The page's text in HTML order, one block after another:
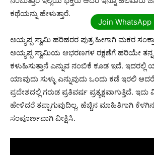
ಕಥೆಯನ್ನು ಹೇಳುತ್ತಾರೆ.
ಅಯ್ಯಪ್ಪ ಸ್ವಾಮಿ ಹರಿಹರರ ಪುತ್ರ ಹೀಗಾಗಿ ಮಕರ
ಅಯ್ಯಪ್ಪ ಸ್ವಾಮಿಯ ಆಭರಣಗಳ ರಕ್ಷಣೆಗೆ ಹರಿಯೇ ತನ್ನ
ಕಳುಹಿಸುತ್ತಾನೆ ಎನ್ನುವ ನಂಬಿಕೆ ಕೂಡ ಇದೆ. ಇದರಲ್ಲಿ
ಯಾವುದು ಸುಳ್ಳು ಎನ್ನುವುದು ಒಂದು ಕಡೆ ಇರಲಿ
ಪ್ರದೇಶದಲ್ಲಿ ಗರುಡ ಪ್ರತಿವರ್ಷ ಪ್ರತ್ಯಕ್ಷವಾಗುತ್ತಿದೆ.
ಹೇಳಿದರೆ ತಪ್ಪಾಗುವುದಿಲ್ಲ. ಹೆಚ್ಚಿನ ಮಾಹಿತಿಗಾಗಿ
ಸಂಪೂರ್ಣವಾಗಿ ವೀಕ್ಷಿಸಿ.